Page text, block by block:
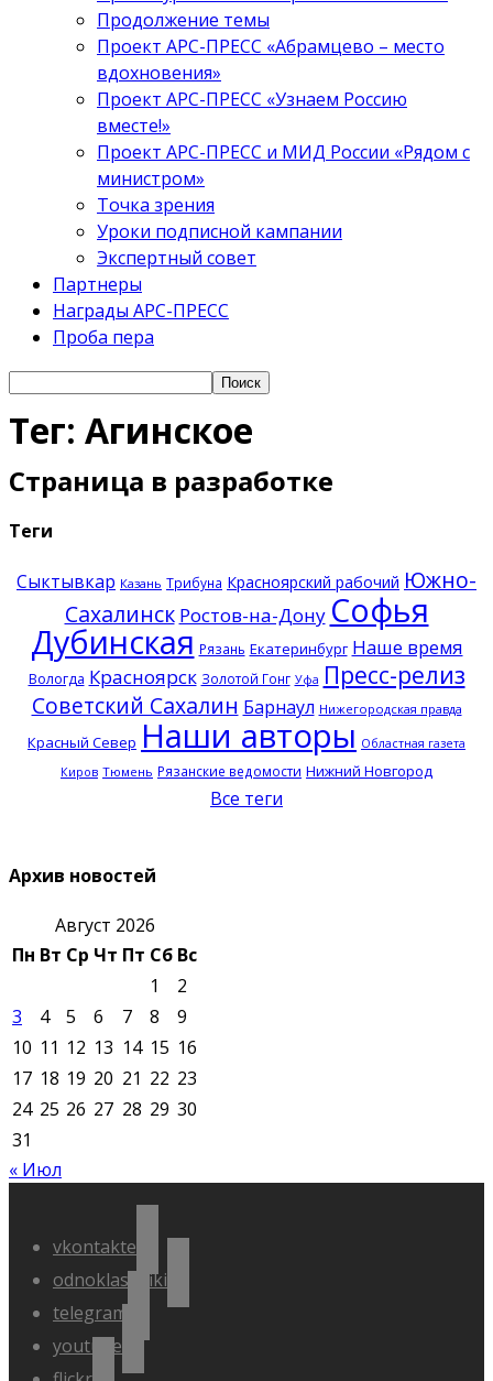
Продолжение темы
Проект АРС-ПРЕСС «Абрамцево – место
вдохновения»
Проект АРС-ПРЕСС «Узнаем Россию
вместе!»
Проект АРС-ПРЕСС и МИД России «Рядом с
министром»
Точка зрения
Уроки подписной кампании
Экспертный совет
Партнеры
Награды АРС-ПРЕСС
Проба пера
Тег: Агинское
Страница в разработке
Теги
Сыктывкар Казань Трибуна Красноярский рабочий Южно-
Сахалинск Ростов-на-Дону Софья
Дубинская Рязань Екатеринбург Наше время
Вологда Красноярск Золотой Гонг Уфа Пресс-релиз
Советский Сахалин Барнаул Нижегородская правда
Красный Север Наши авторы Областная газета
Киров Тюмень Рязанские ведомости Нижний Новгород
Все теги
Архив новостей
Август 2026
Пн Вт Ср Чт Пт Сб Вс
1
2
3
4 5 6 7 8
9
10 11 12 13 14 15 16
17 18 19 20 21 22 23
24 25 26 27 28 29 30
31
« Июл
vkontakte
odnoklassniki
telegram
youtube